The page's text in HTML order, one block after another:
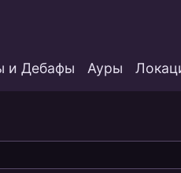
и Дебафы Ауры